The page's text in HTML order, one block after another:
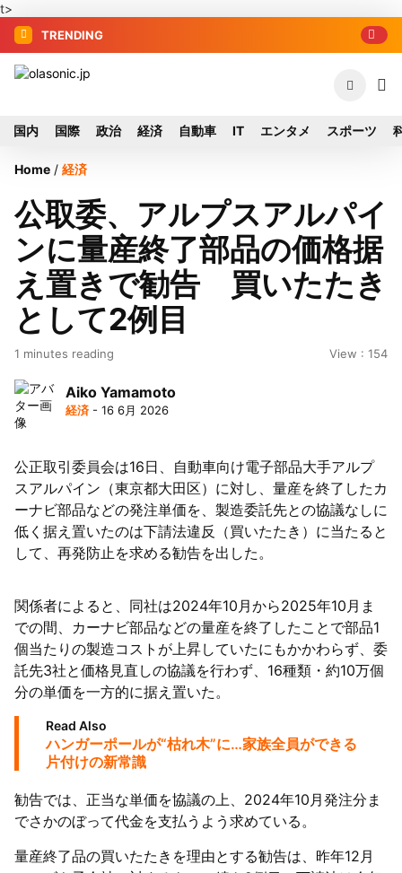
t>
TRENDING
国内 国際 政治 経済 自動車 IT エンタメ スポーツ
Home / 経済
公取委、アルプスアルパイ
ンに量産終了部品の価格据
え置きで勧告 買いたたき
として2例目
1 minutes reading View : 154
Aiko Yamamoto
経済 - 16 6月 2026
公正取引委員会は16日、自動車向け電子部品大手アルプ
スアルパイン（東京都大田区）に対し、量産を終了したカ
ーナビ部品などの発注単価を、製造委託先との協議なしに
低く据え置いたのは下請法違反（買いたたき）に当たると
して、再発防止を求める勧告を出した。
関係者によると、同社は2024年10月から2025年10月ま
での間、カーナビ部品などの量産を終了したことで部品1
個当たりの製造コストが上昇していたにもかかわらず、委
託先3社と価格見直しの協議を行わず、16種類・約10万個
分の単価を一方的に据え置いた。
Read Also
ハンガーポールが“枯れ木”に…家族全員ができる
片付けの新常識
勧告では、正当な単価を協議の上、2024年10月発注分ま
でさかのぼって代金を支払うよう求めている。
量産終了品の買いたたきを理由とする勧告は、昨年12月